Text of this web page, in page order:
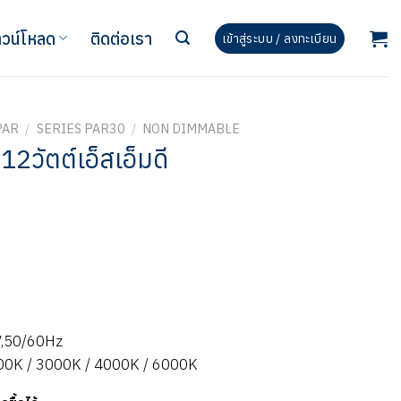
น์โหลด ติดต่อเรา เข้าสู่ระบบ / ลงทะเบียน
/ SERIES PAR30 / NON DIMMABLE
วัตต์เอ็สเอ็มดี
60Hz
/ 3000K / 4000K / 6000K